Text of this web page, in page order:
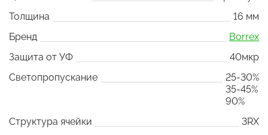
Толщина
16 мм
Бренд
Borrex
Защита от УФ
40мкр
Светопропускание
25-30%
35-45%
90%
Структура ячейки
3RX